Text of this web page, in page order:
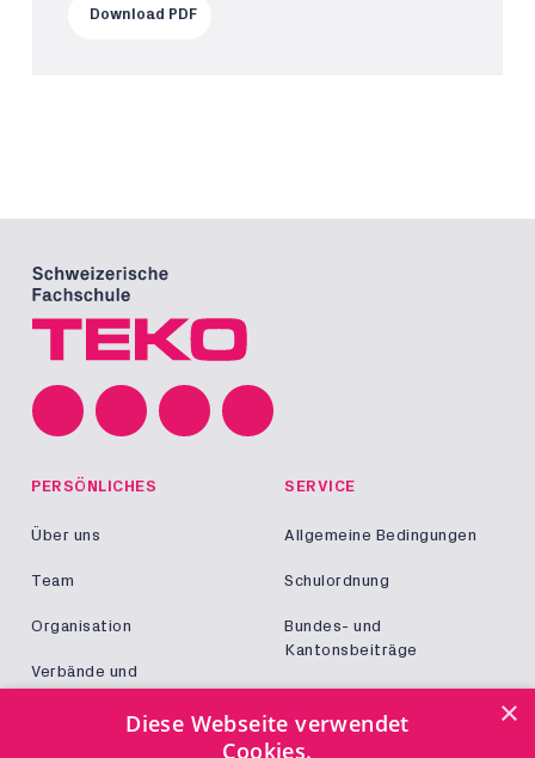
Download PDF
PERSÖNLICHES
Über uns
Team
Organisation
Verbände und
SERVICE
Allgemeine Bedingungen
Schulordnung
Bundes- und
Kantonsbeiträge
×
Diese Webseite verwendet
Cookies.